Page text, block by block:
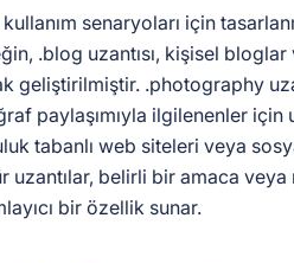
senaryoları için
.blog uzantısı, kişisel
geliştirilmiştir. .photography
paylaşımıyla ilgilenenler için
tabanlı web siteleri veya
uzantılar, belirli bir amaca
bir özellik sunar.